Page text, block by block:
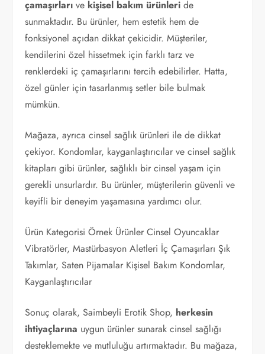
çamaşırları ve kişisel bakım ürünleri de
sunmaktadır. Bu ürünler, hem estetik hem de
fonksiyonel açıdan dikkat çekicidir. Müşteriler,
kendilerini özel hissetmek için farklı tarz ve
renklerdeki iç çamaşırlarını tercih edebilirler. Hatta,
özel günler için tasarlanmış setler bile bulmak
mümkün.
Mağaza, ayrıca cinsel sağlık ürünleri ile de dikkat
çekiyor. Kondomlar, kayganlaştırıcılar ve cinsel sağlık
kitapları gibi ürünler, sağlıklı bir cinsel yaşam için
gerekli unsurlardır. Bu ürünler, müşterilerin güvenli ve
keyifli bir deneyim yaşamasına yardımcı olur.
Ürün Kategorisi Örnek Ürünler Cinsel Oyuncaklar
Vibratörler, Mastürbasyon Aletleri İç Çamaşırları Şık
Takımlar, Saten Pijamalar Kişisel Bakım Kondomlar,
Kayganlaştırıcılar
Sonuç olarak, Saimbeyli Erotik Shop, herkesin
ihtiyaçlarına uygun ürünler sunarak cinsel sağlığı
desteklemekte ve mutluluğu artırmaktadır. Bu mağaza,